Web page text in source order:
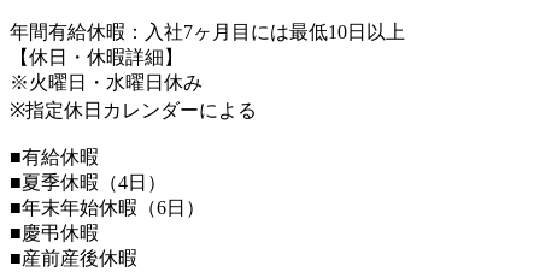
年間有給休暇：入社7ヶ月目には最低10日以上
【休日・休暇詳細】
※火曜日・水曜日休み
※指定休日カレンダーによる
■有給休暇
■夏季休暇（4日）
■年末年始休暇（6日）
■慶弔休暇
■産前産後休暇